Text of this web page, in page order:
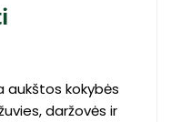
aukštos kokybės
daržovės ir